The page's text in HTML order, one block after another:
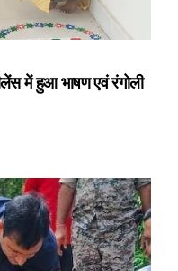
में हुआ भाषण एवं रंगोली